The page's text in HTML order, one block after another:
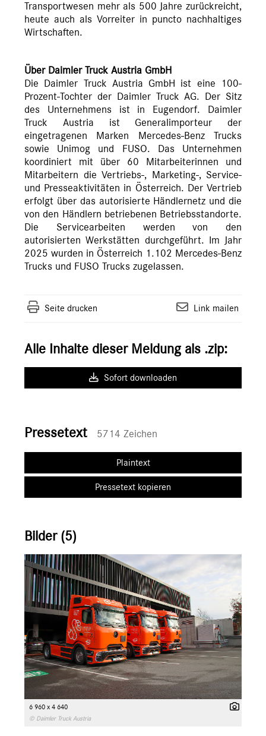
Transportwesen mehr als 500 Jahre zurückreicht,
heute auch als Vorreiter in puncto nachhaltiges
Wirtschaften.
Über Daimler Truck Austria GmbH
Die Daimler Truck Austria GmbH ist eine 100-
Prozent-Tochter der Daimler Truck AG. Der Sitz
des Unternehmens ist in Eugendorf. Daimler
Truck Austria ist Generalimporteur der
eingetragenen Marken Mercedes-Benz Trucks
sowie Unimog und FUSO. Das Unternehmen
koordiniert mit über 60 Mitarbeiterinnen und
Mitarbeitern die Vertriebs-, Marketing-, Service-
und Presseaktivitäten in Österreich. Der Vertrieb
erfolgt über das autorisierte Händlernetz und die
von den Händlern betriebenen Betriebsstandorte.
Die Servicearbeiten werden von den
autorisierten Werkstätten durchgeführt. Im Jahr
2025 wurden in Österreich 1.102 Mercedes-Benz
Trucks und FUSO Trucks zugelassen.
Seite drucken Link mailen
Alle Inhalte dieser Meldung als .zip:
Sofort downloaden
Pressetext 5714 Zeichen
Plaintext
Pressetext kopieren
Bilder (5)
6 960 x 4 640
© Daimler Truck Austria